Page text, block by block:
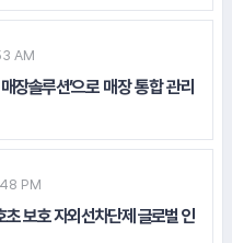
AM
장솔루션’으로 매장 통합 관리
PM
보호 자외선차단제 글로벌 인